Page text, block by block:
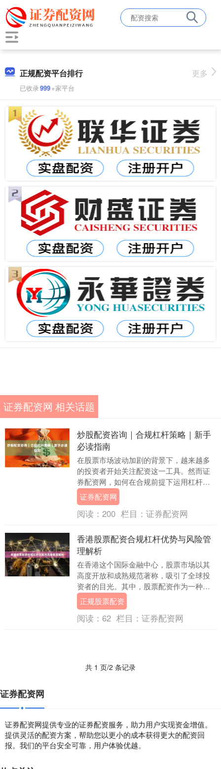
正规配资平台排行
已收录999+家平台
更多
证券配资网 相关话题
炒股配资咨询｜合规杠杆策略｜新手
必读指南
在股票市场波动加剧的背景下，越来越多
的投资者开始关注配资这一工具。然而证
券配资网，如何在合规前提下运用杠杆策
略，成为新手入市前必须掌握的核心课
题。本文将从配资咨....
证券配资网
阅读： 200 栏目： 证券配资网
香港股票配资合规杠杆优势与风险管
理解析
在香港这个国际金融中心，股票市场以其
高度开放和成熟规范著称，吸引了全球投
资者的目光。其中，股票配资作为一种常
见的投资杠杆工具，为投资者提供了放大
收益的可能性，但....
正规股票配资
阅读： 62 栏目： 证券配资网
共 1 页/2 条记录
证券配资网
证券配资网提供专业的证券配资服务，助力用户实现资金增值。
提供灵活的配资方案，帮助您以更小的成本获得更大的配资回
报。我们的平台安全可靠，用户体验优越。